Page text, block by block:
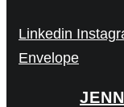
Linkedin
Envelope